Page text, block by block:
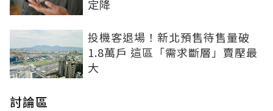
定降
投機客退場！新北預售待售量破
1.8萬戶 這區「需求斷層」賣壓最
大
討論區